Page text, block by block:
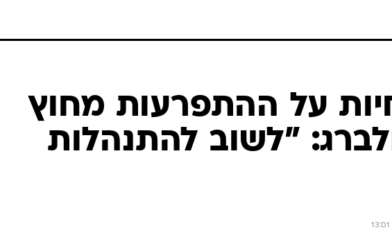
חדשות
המייל האדום
על ההתפרעות מחוץ
"לשוב להתנהלות